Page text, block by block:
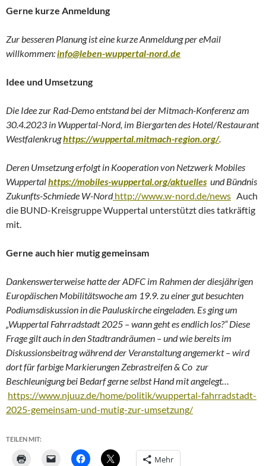
Gerne kurze Anmeldung
Zur besseren Planung ist eine kurze Anmeldung per eMail
willkommen:info@leben-wuppertal-nord.de
Idee und Umsetzung
Die Idee zur Rad-Demo entstand bei der Mitmach-Konferenz am
30.4.2023 in Wuppertal-Nord, im Biergarten des Hotel/Restaurant
Westfalenkrughttps://wuppertal.mitmach-region.org/.
Deren Umsetzung erfolgt in Kooperation von Netzwerk Mobiles
Wuppertalhttps://mobiles-wuppertal.org/aktuellesund Bündnis
Zukunfts-Schmiede W-Nordhttp://www.w-nord.de/news Auch
die BUND-Kreisgruppe Wuppertal unterstützt dies tatkräftig
mit.
Gerne auch hier mutig gemeinsam
Dankenswerterweise hatte der ADFC im Rahmen der diesjährigen
Europäischen Mobilitätswoche am 19.9. zu einer gut besuchten
Podiumsdiskussion in die Pauluskirche eingeladen. Es ging um
„Wuppertal Fahrradstadt 2025 – wann geht es endlich los?“ Diese
Frage gilt auch in den Stadtrandräumen – und wie bereits im
Diskussionsbeitrag während der Veranstaltung angemerkt – wird
dort für farbige Markierungen Zebrastreifen & Co zur
Beschleunigung bei Bedarf gerne selbst Hand mit angelegt…
https://www.njuuz.de/home/politik/wuppertal-fahrradstadt-
2025-gemeinsam-und-mutig-zur-umsetzung/
TEILEN MIT:
Mehr